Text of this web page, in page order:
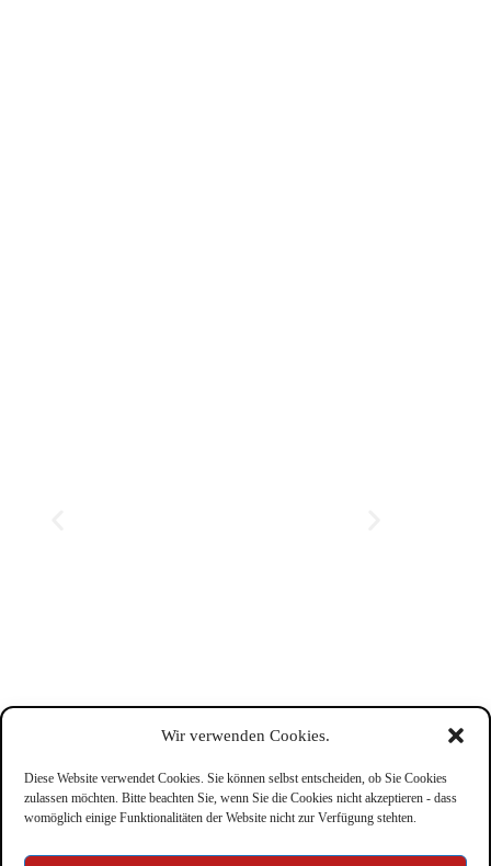
Wir verwenden Cookies.
Diese Website verwendet Cookies. Sie können selbst entscheiden, ob Sie Cookies
zulassen möchten. Bitte beachten Sie, wenn Sie die Cookies nicht akzeptieren - dass
womöglich einige Funktionalitäten der Website nicht zur Verfügung stehten.